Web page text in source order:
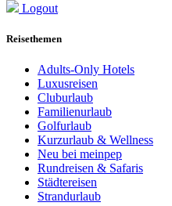
Logout
Reisethemen
Adults-Only Hotels
Luxusreisen
Cluburlaub
Familienurlaub
Golfurlaub
Kurzurlaub & Wellness
Neu bei meinpep
Rundreisen & Safaris
Städtereisen
Strandurlaub